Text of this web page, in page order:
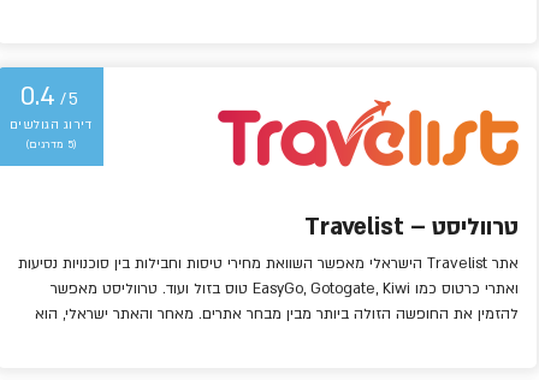
טרווליסט – Travelist
0.4 /5
אתר Travelist הישראלי מאפשר השוואת מחירי טיסות וחבילות בין סוכנויות נסיעות
ואתרי כרטוס כמו EasyGo, Gotogate, Kiwi טוס בזול ועוד. טרווליסט מאפשר
להזמין את החופשה הזולה ביותר מבין מבחר אתרים. מאחר והאתר ישראלי, הוא